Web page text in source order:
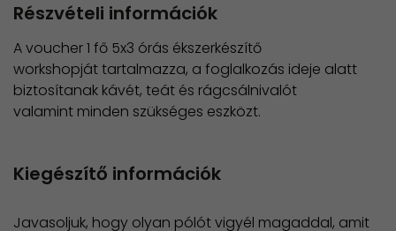
Részvételi információk
A voucher 1 fő 5x3 órás ékszerkészítő
workshopját tartalmazza, a foglalkozás ideje alatt
biztosítanak kávét, teát és rágcsálnivalót
valamint minden szükséges eszközt.
Kiegészítő információk
Javasoljuk, hogy olyan pólót vigyél magaddal, amit